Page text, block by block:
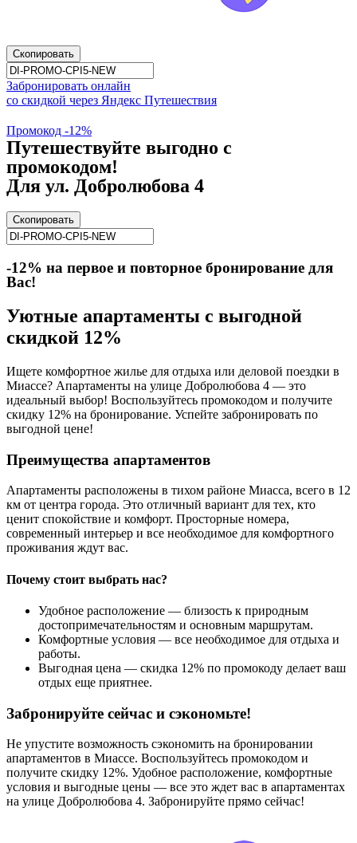
Скопировать
Забронировать онлайн
со скидкой через Яндекс Путешествия
Промокод -12%
Путешествуйте выгодно с
промокодом!
Для ул. Добролюбова 4
Скопировать
-12% на первое и повторное бронирование для
Вас!
Уютные апартаменты с выгодной
скидкой 12%
Ищете комфортное жилье для отдыха или деловой поездки в
Миассе? Апартаменты на улице Добролюбова 4 — это
идеальный выбор! Воспользуйтесь промокодом и получите
скидку 12% на бронирование. Успейте забронировать по
выгодной цене!
Преимущества апартаментов
Апартаменты расположены в тихом районе Миасса, всего в 12
км от центра города. Это отличный вариант для тех, кто
ценит спокойствие и комфорт. Просторные номера,
современный интерьер и все необходимое для комфортного
проживания ждут вас.
Почему стоит выбрать нас?
Удобное расположение — близость к природным
достопримечательностям и основным маршрутам.
Комфортные условия — все необходимое для отдыха и
работы.
Выгодная цена — скидка 12% по промокоду делает ваш
отдых еще приятнее.
Забронируйте сейчас и сэкономьте!
Не упустите возможность сэкономить на бронировании
апартаментов в Миассе. Воспользуйтесь промокодом и
получите скидку 12%. Удобное расположение, комфортные
условия и выгодные цены — все это ждет вас в апартаментах
на улице Добролюбова 4. Забронируйте прямо сейчас!